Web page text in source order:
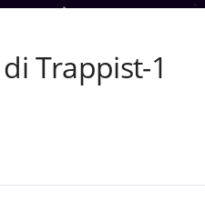
Trappist-1